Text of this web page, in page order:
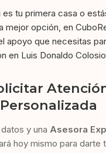
es tu primera casa o
mejor opción, en
apoyo que necesitas
en Luis Donaldo
Personalizada
y una Asesora
hoy mismo para darte